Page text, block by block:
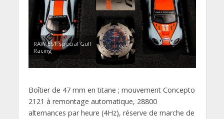
RAW ES1 special Gulf
Racing
Boîtier de 47 mm en titane ; mouvement Concepto
2121 à remontage automatique, 28800
alternances par heure (4Hz), réserve de marche de